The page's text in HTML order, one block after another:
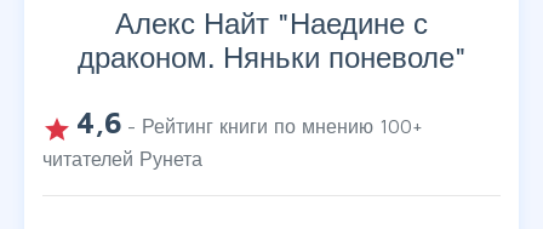
Алекс Найт "Наедине с
драконом. Няньки поневоле"
grade 4,6 - Рейтинг книги по мнению 100+
читателей Рунета